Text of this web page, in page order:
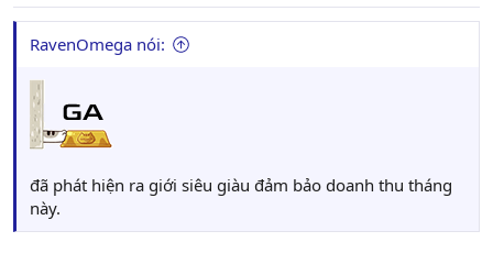
:
RavenOmega nói:
đã phát hiện ra giới siêu giàu đảm bảo doanh thu tháng
này.